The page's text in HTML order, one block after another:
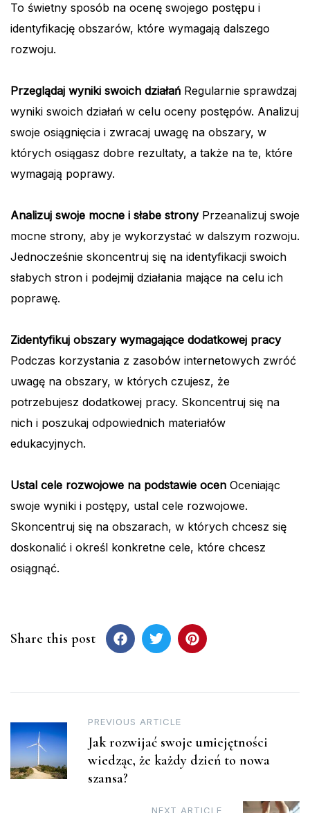
To świetny sposób na ocenę swojego postępu i
identyfikację obszarów, które wymagają dalszego
rozwoju.
Przeglądaj wyniki swoich działań Regularnie sprawdzaj
wyniki swoich działań w celu oceny postępów. Analizuj
swoje osiągnięcia i zwracaj uwagę na obszary, w
których osiągasz dobre rezultaty, a także na te, które
wymagają poprawy.
Analizuj swoje mocne i słabe stronyPrzeanalizuj swoje
mocne strony, aby je wykorzystać w dalszym rozwoju.
Jednocześnie skoncentruj się na identyfikacji swoich
słabych stron i podejmij działania mające na celu ich
poprawę.
Zidentyfikuj obszary wymagające dodatkowej pracy
Podczas korzystania z zasobów internetowych zwróć
uwagę na obszary, w których czujesz, że
potrzebujesz dodatkowej pracy. Skoncentruj się na
nich i poszukaj odpowiednich materiałów
edukacyjnych.
Ustal cele rozwojowe na podstawie ocen Oceniając
swoje wyniki i postępy, ustal cele rozwojowe.
Skoncentruj się na obszarach, w których chcesz się
doskonalić i określ konkretne cele, które chcesz
osiągnąć.
Share this post
Post
navigation
PREVIOUS ARTICLE
Jak rozwijać swoje umiejętności
wiedząc, że każdy dzień to nowa
szansa?
NEXT ARTICLE